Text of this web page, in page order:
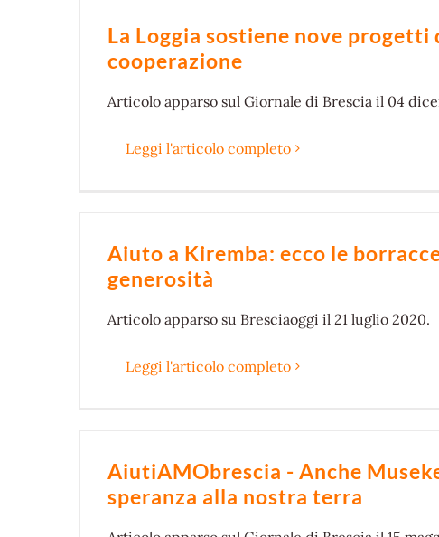
La Loggia sostiene nove progetti
cooperazione
Articolo apparso sul Giornale di Brescia il 04
Leggi l'articolo completo
Aiuto a Kiremba: ecco le
generosità
Articolo apparso su Bresciaoggi il 21 luglio 2020.
Leggi l'articolo completo
AiutiAMObrescia - Anche
speranza alla nostra terra